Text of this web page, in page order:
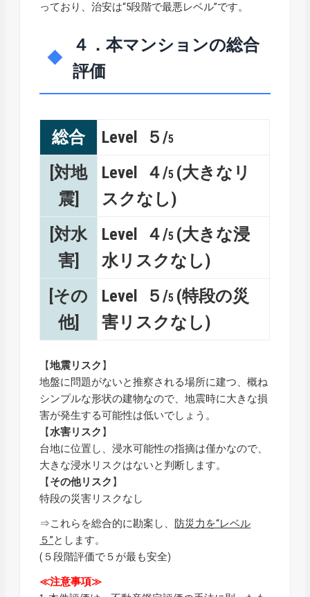
っており、治安は“5段階で最悪レベル”です。
４．本マンションの総合
評価
総合 Level ５/5
[対地
震]
Level ４/5 (大きなリ
スクなし)
[対水
害]
Level ４/5 (大きな浸
水リスクなし)
[その
他]
Level ５/5 (特段の災
害リスクなし)
【地震リスク 】
地盤に問題がないと推察される場所に建つ、概ね
シンプルな形状の建物なので、地震時に大きな損
害が発生する可能性は低いでしょう。
【水害リスク 】
台地に位置し、浸水可能性の指摘は僅かなので、
大きな浸水リスクはないと判断します。
【 その他リスク 】
特段の災害リスクなし
⇒これらを総合的に勘案し、 防災力を“レベル
５”とします。
(５段階評価で５が最も安全)
≪注意事項≫